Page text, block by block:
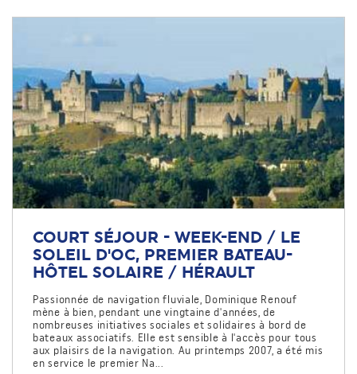
COURT SÉJOUR - WEEK-END / LE
SOLEIL D'OC, PREMIER BATEAU-
HÔTEL SOLAIRE / HÉRAULT
Passionnée de navigation fluviale, Dominique Renouf
mène à bien, pendant une vingtaine d'années, de
nombreuses initiatives sociales et solidaires à bord de
bateaux associatifs. Elle est sensible à l'accès pour tous
aux plaisirs de la navigation. Au printemps 2007, a été mis
en service le premier Na...